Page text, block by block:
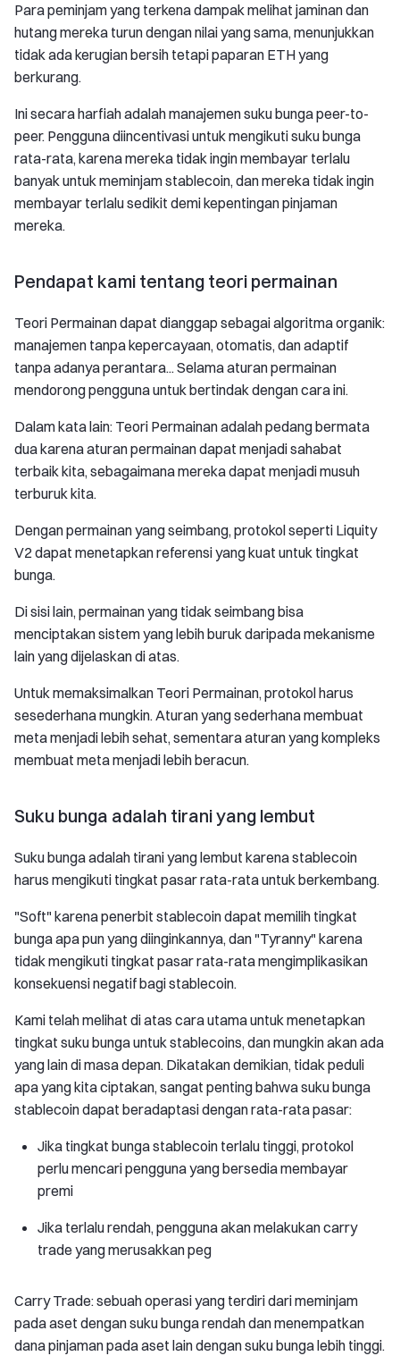
Para peminjam yang terkena dampak melihat jaminan dan
hutang mereka turun dengan nilai yang sama, menunjukkan
tidak ada kerugian bersih tetapi paparan ETH yang
berkurang.
Ini secara harfiah adalah manajemen suku bunga peer-to-
peer. Pengguna diincentivasi untuk mengikuti suku bunga
rata-rata, karena mereka tidak ingin membayar terlalu
banyak untuk meminjam stablecoin, dan mereka tidak ingin
membayar terlalu sedikit demi kepentingan pinjaman
mereka.
Pendapat kami tentang teori permainan
Teori Permainan dapat dianggap sebagai algoritma organik:
manajemen tanpa kepercayaan, otomatis, dan adaptif
tanpa adanya perantara... Selama aturan permainan
mendorong pengguna untuk bertindak dengan cara ini.
Dalam kata lain: Teori Permainan adalah pedang bermata
dua karena aturan permainan dapat menjadi sahabat
terbaik kita, sebagaimana mereka dapat menjadi musuh
terburuk kita.
Dengan permainan yang seimbang, protokol seperti Liquity
V2 dapat menetapkan referensi yang kuat untuk tingkat
bunga.
Di sisi lain, permainan yang tidak seimbang bisa
menciptakan sistem yang lebih buruk daripada mekanisme
lain yang dijelaskan di atas.
Untuk memaksimalkan Teori Permainan, protokol harus
sesederhana mungkin. Aturan yang sederhana membuat
meta menjadi lebih sehat, sementara aturan yang kompleks
membuat meta menjadi lebih beracun.
Suku bunga adalah tirani yang lembut
Suku bunga adalah tirani yang lembut karena stablecoin
harus mengikuti tingkat pasar rata-rata untuk berkembang.
"Soft" karena penerbit stablecoin dapat memilih tingkat
bunga apa pun yang diinginkannya, dan "Tyranny" karena
tidak mengikuti tingkat pasar rata-rata mengimplikasikan
konsekuensi negatif bagi stablecoin.
Kami telah melihat di atas cara utama untuk menetapkan
tingkat suku bunga untuk stablecoins, dan mungkin akan ada
yang lain di masa depan. Dikatakan demikian, tidak peduli
apa yang kita ciptakan, sangat penting bahwa suku bunga
stablecoin dapat beradaptasi dengan rata-rata pasar:
Jika tingkat bunga stablecoin terlalu tinggi, protokol
perlu mencari pengguna yang bersedia membayar
premi
Jika terlalu rendah, pengguna akan melakukan carry
trade yang merusakkan peg
Carry Trade: sebuah operasi yang terdiri dari meminjam
pada aset dengan suku bunga rendah dan menempatkan
dana pinjaman pada aset lain dengan suku bunga lebih tinggi.